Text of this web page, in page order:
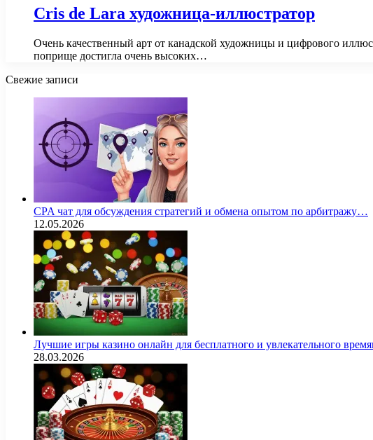
Cris de Lara художница-иллюстратор
Очень качественный арт от канадской художницы и цифрового
поприще достигла очень высоких…
Свежие записи
CPA чат для обсуждения стратегий и обмена опытом по арбитражу…
12.05.2026
Лучшие игры казино онлайн для бесплатного и увлекательного
28.03.2026